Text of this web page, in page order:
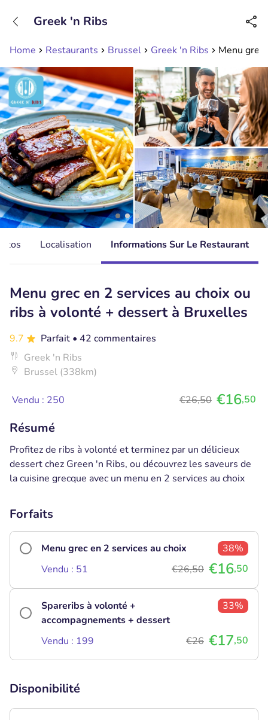
Disponible jusqu'à 23:00 heures
Home Restaurants Brussel Greek 'n Ribs Menu grec
Greek 'n Ribs
Localisation Informations Sur Le Restaurant
Menu grec en 2 services au choix ou
ribs à volonté + dessert à Bruxelles
9.7 Parfait • 42 commentaires
Greek 'n Ribs
Brussel (338km)
Vendu : 250 €26,50 €16,50
Résumé
Profitez de ribs à volonté et terminez par un délicieux
dessert chez Green 'n Ribs, ou découvrez les saveurs de
la cuisine grecque avec un menu en 2 services au choix
Forfaits
Menu grec en 2 services au choix
38%
Vendu : 51
€26,50 €16,50
Spareribs à volonté +
accompagnements + dessert
33%
Vendu : 199 €26 €17,50
Disponibilité